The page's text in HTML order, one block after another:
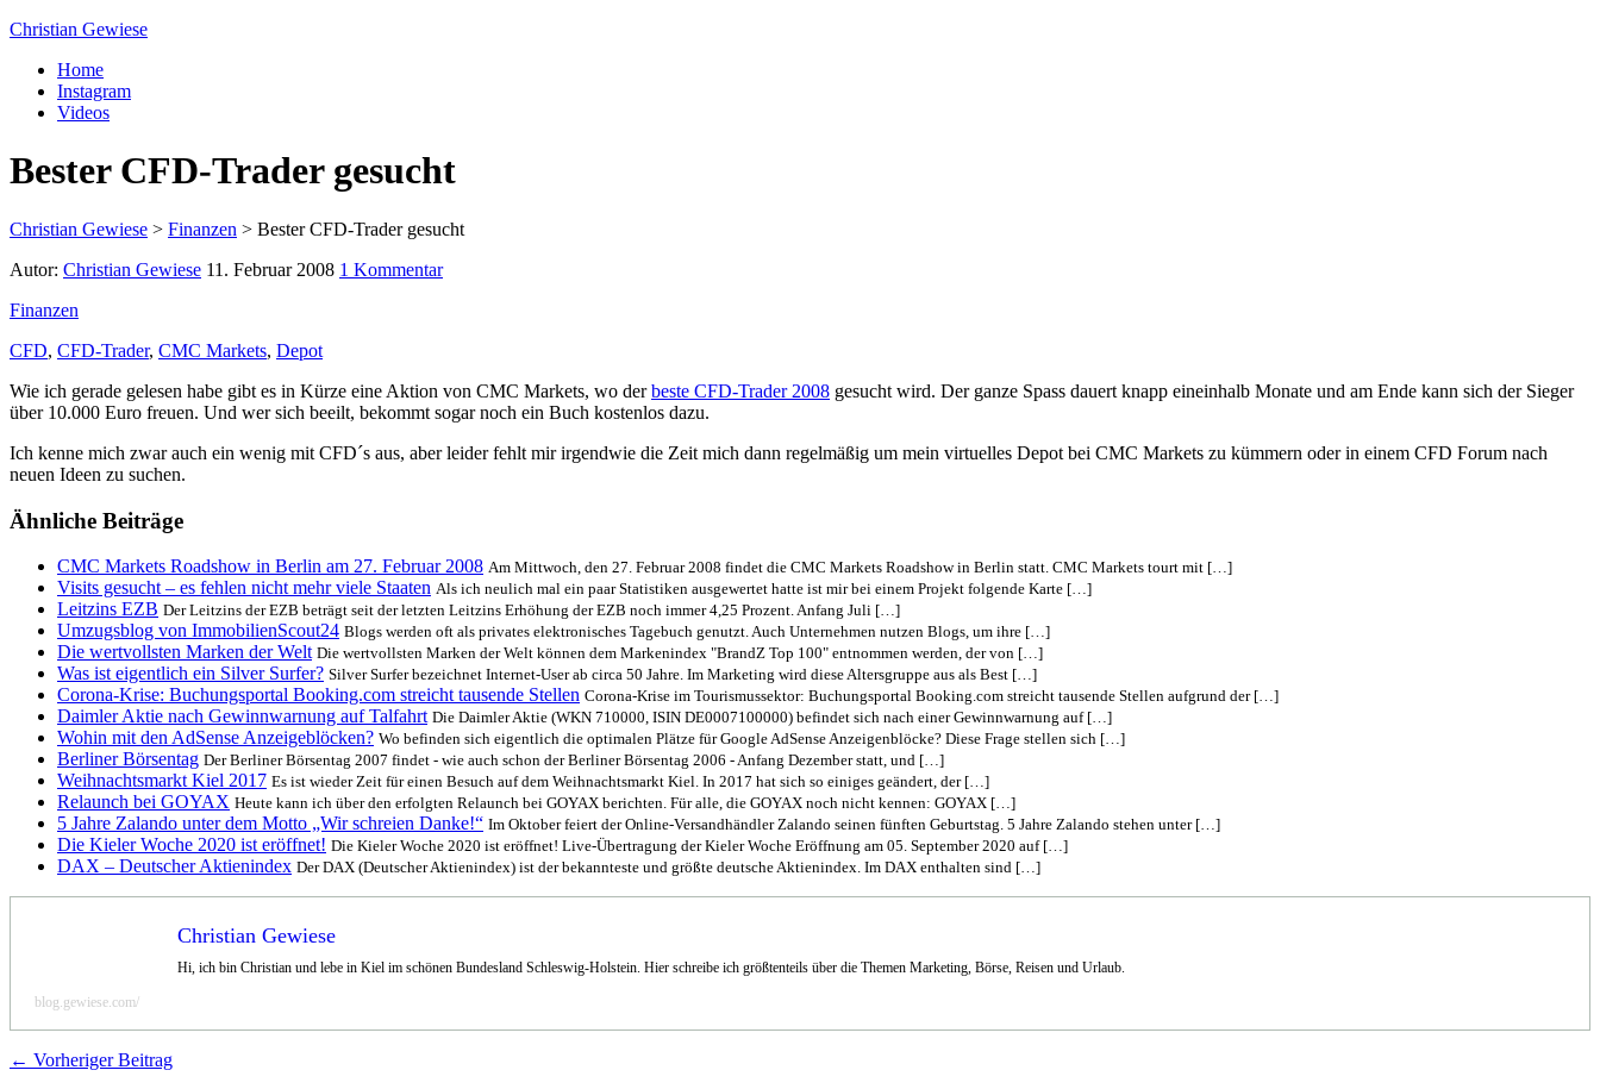
Christian Gewiese
Home
Instagram
Videos
Bester CFD-Trader gesucht
Christian Gewiese > Finanzen > Bester CFD-Trader gesucht
Autor: Christian Gewiese 11. Februar 2008 1 Kommentar
Finanzen
CFD, CFD-Trader, CMC Markets, Depot
Wie ich gerade gelesen habe gibt es in Kürze eine Aktion von CMC Markets, wo derbeste CFD-Trader 2008 gesucht wird. Der ganze Spass dauert knapp eineinhalb Monate und am Ende kann sich der Sieger
über 10.000 Euro freuen. Und wer sich beeilt, bekommt sogar noch ein Buch kostenlos dazu.
Ich kenne mich zwar auch ein wenig mit CFD´s aus, aber leider fehlt mir irgendwie die Zeit mich dann regelmäßig um mein virtuelles Depot bei CMC Markets zu kümmern oder in einem CFD Forum nach
neuen Ideen zu suchen.
Ähnliche Beiträge
CMC Markets Roadshow in Berlin am 27. Februar 2008 Am Mittwoch, den 27. Februar 2008 findet die CMC Markets Roadshow in Berlin statt. CMC Markets tourt mit […]
Visits gesucht – es fehlen nicht mehr viele Staaten Als ich neulich mal ein paar Statistiken ausgewertet hatte ist mir bei einem Projekt folgende Karte […]
Leitzins EZB Der Leitzins der EZB beträgt seit der letzten Leitzins Erhöhung der EZB noch immer 4,25 Prozent. Anfang Juli […]
Umzugsblog von ImmobilienScout24 Blogs werden oft als privates elektronisches Tagebuch genutzt. Auch Unternehmen nutzen Blogs, um ihre […]
Die wertvollsten Marken der Welt Die wertvollsten Marken der Welt können dem Markenindex "BrandZ Top 100" entnommen werden, der von […]
Was ist eigentlich ein Silver Surfer? Silver Surfer bezeichnet Internet-User ab circa 50 Jahre. Im Marketing wird diese Altersgruppe aus als Best […]
Corona-Krise: Buchungsportal Booking.com streicht tausende Stellen Corona-Krise im Tourismussektor: Buchungsportal Booking.com streicht tausende Stellen aufgrund der […]
Daimler Aktie nach Gewinnwarnung auf Talfahrt Die Daimler Aktie (WKN 710000, ISIN DE0007100000) befindet sich nach einer Gewinnwarnung auf […]
Wohin mit den AdSense Anzeigeblöcken? Wo befinden sich eigentlich die optimalen Plätze für Google AdSense Anzeigenblöcke? Diese Frage stellen sich […]
Berliner Börsentag Der Berliner Börsentag 2007 findet - wie auch schon der Berliner Börsentag 2006 - Anfang Dezember statt, und […]
Weihnachtsmarkt Kiel 2017 Es ist wieder Zeit für einen Besuch auf dem Weihnachtsmarkt Kiel. In 2017 hat sich so einiges geändert, der […]
Relaunch bei GOYAX Heute kann ich über den erfolgten Relaunch bei GOYAX berichten. Für alle, die GOYAX noch nicht kennen: GOYAX […]
5 Jahre Zalando unter dem Motto „Wir schreien Danke!“ Im Oktober feiert der Online-Versandhändler Zalando seinen fünften Geburtstag. 5 Jahre Zalando stehen unter […]
Die Kieler Woche 2020 ist eröffnet! Die Kieler Woche 2020 ist eröffnet! Live-Übertragung der Kieler Woche Eröffnung am 05. September 2020 auf […]
DAX – Deutscher Aktienindex Der DAX (Deutscher Aktienindex) ist der bekannteste und größte deutsche Aktienindex. Im DAX enthalten sind […]
Christian Gewiese
Hi, ich bin Christian und lebe in Kiel im schönen Bundesland Schleswig-Holstein. Hier schreibe ich größtenteils über die Themen Marketing, Börse, Reisen und Urlaub.
blog.gewiese.com/
← Vorheriger Beitrag